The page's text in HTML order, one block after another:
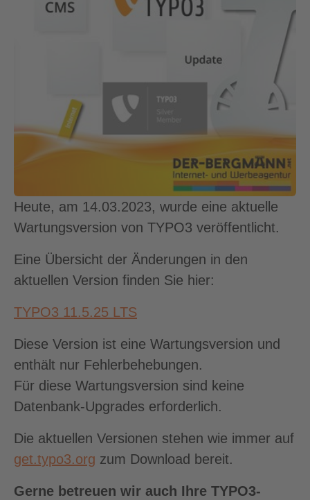
Heute, am 14.03.2023, wurde eine aktuelle
Wartungsversion von TYPO3 veröffentlicht.
Eine Übersicht der Änderungen in den
aktuellen Version finden Sie hier:
TYPO3 11.5.25 LTS
Diese Version ist eine Wartungsversion und
enthält nur Fehlerbehebungen.
Für diese Wartungsversion sind keine
Datenbank-Upgrades erforderlich.
Die aktuellen Versionen stehen wie immer auf
get.typo3.org zum Download bereit.
Gerne betreuen wir auch Ihre TYPO3-